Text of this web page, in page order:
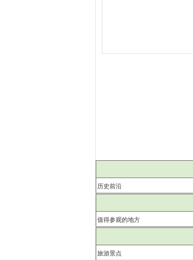
历史前沿
值得参观的地方
旅游景点